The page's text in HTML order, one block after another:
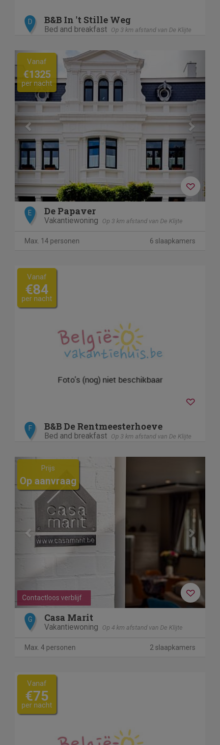
D B&B In 't Stille Weg
Bed and breakfast Op 3 km afstand van De Klijte
Previous
Vanaf
€1325
per nacht
E De Papaver
Vakantiewoning Op 3 km afstand van De Klijte
Max. 14 personen 6 slaapkamers
Vanaf
€84
per nacht
F B&B De Rentmeesterhoeve
Bed and breakfast Op 3 km afstand van De Klijte
Previous
Contactloos verblijf
Prijs
Op aanvraag
G Casa Marit
Vakantiewoning Op 4 km afstand van De Klijte
Max. 4 personen 2 slaapkamers
Vanaf
€75
per nacht